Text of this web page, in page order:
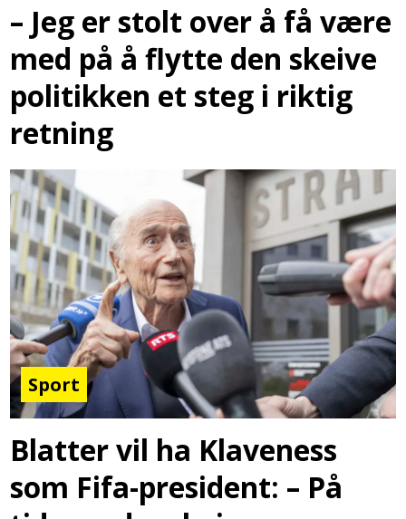
– Jeg er stolt over å få være
med på å flytte den skeive
politikken et steg i riktig
retning
Sport
Blatter vil ha Klaveness
som Fifa-president: – På